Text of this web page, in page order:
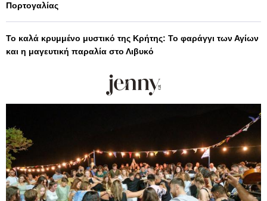
Πορτογαλίας
Το καλά κρυμμένο μυστικό της Κρήτης: Το φαράγγι των Αγίων
και η μαγευτική παραλία στο Λιβυκό